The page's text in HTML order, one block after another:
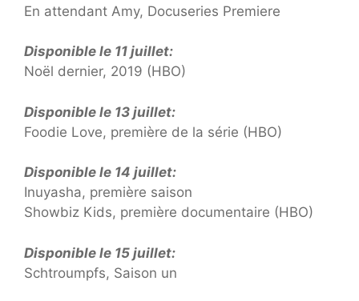
En attendant Amy, Docuseries Premiere
Disponible le 11 juillet:
Noël dernier, 2019 (HBO)
Disponible le 13 juillet:
Foodie Love, première de la série (HBO)
Disponible le 14 juillet:
Inuyasha, première saison
Showbiz Kids, première documentaire (HBO)
Disponible le 15 juillet:
Schtroumpfs, Saison un